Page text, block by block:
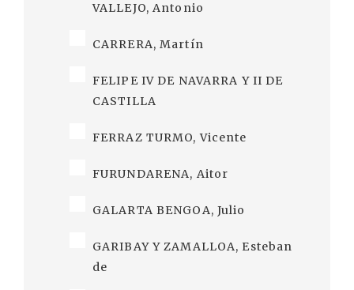
VALLEJO, Antonio
CARRERA, Martín
FELIPE IV DE NAVARRA Y II DE
CASTILLA
FERRAZ TURMO, Vicente
FURUNDARENA, Aitor
GALARTA BENGOA, Julio
GARIBAY Y ZAMALLOA, Esteban
de